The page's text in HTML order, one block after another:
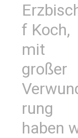
f Koch,
mit
großer
rung
haben